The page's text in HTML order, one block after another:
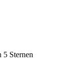
Sternen